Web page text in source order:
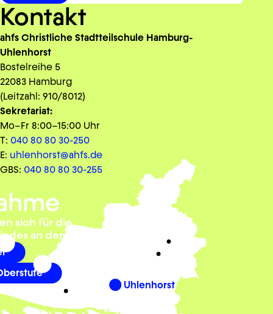
sich für die
an der ahfs?
Kontakt
ahfs Christliche Stadtteilschule Hamburg-
Uhlenhorst
Bostelreihe 5
22083 Hamburg
(Leitzahl: 910/8012)
Sekretariat:
Mo–Fr 8:00–15:00 Uhr
T: 040 80 80 30-250
E: uhlenhorst@ahfs.de
GBS: 040 80 80 30-255
Uhlenhorst